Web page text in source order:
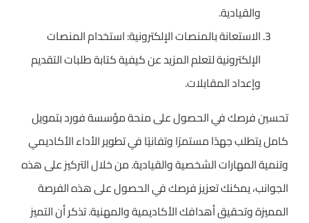
والقيادية.
الاستعانة بالمنصات الإلكترونية: استخدام المنصات
الإلكترونية لتعلم المزيد عن كيفية كتابة طلبات التقديم
وإعداد المقابلات.
تحسين فرصك في الحصول على منحة مؤسسة فورد بتمويل
كامل يتطلب جهدًا مستمرًا وتفانيًا في تطوير الأداء الأكاديمي
وتنمية المهارات الشخصية والقيادية. من خلال التركيز على هذه
الجوانب، يمكنك تعزيز فرصك في الحصول على هذه الفرصة
المميزة وتحقيق أهدافك الأكاديمية والمهنية. تذكر أن التميز